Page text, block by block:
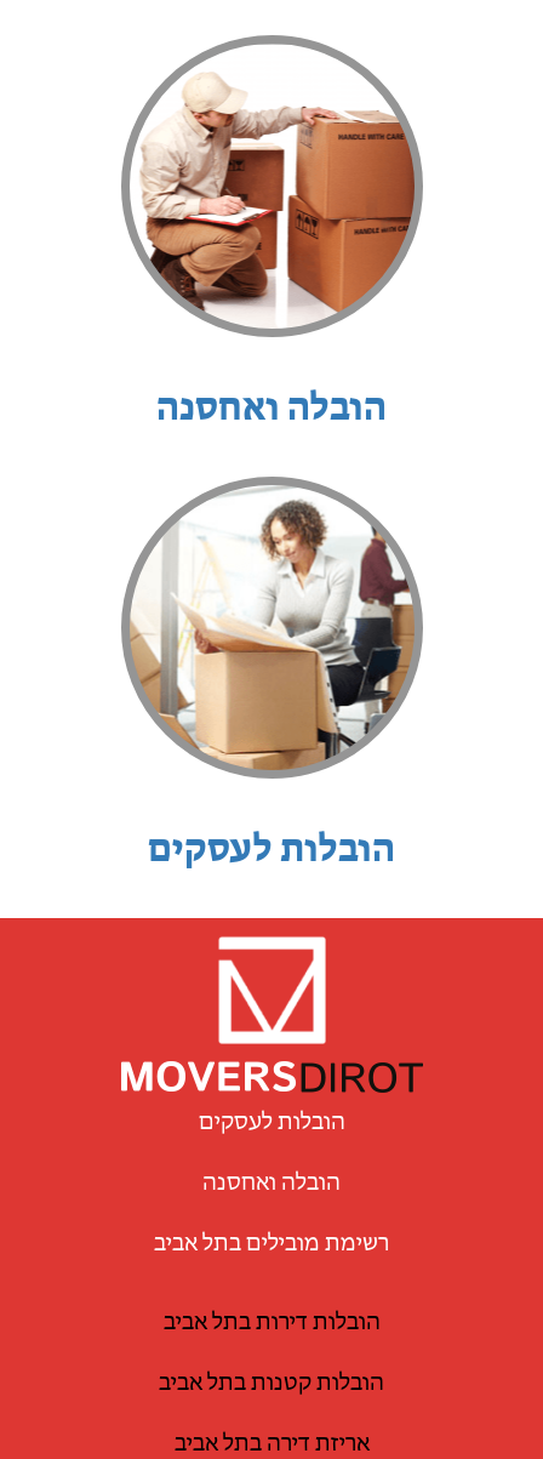
הובלה ואחסנה
הובלות לעסקים
הובלות לעסקים
הובלה ואחסנה
רשימת מובילים בתל אביב
הובלות דירות בתל אביב
הובלות קטנות בתל אביב
אריזת דירה בתל אביב